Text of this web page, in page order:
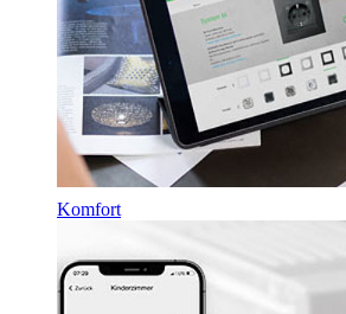
Komfort